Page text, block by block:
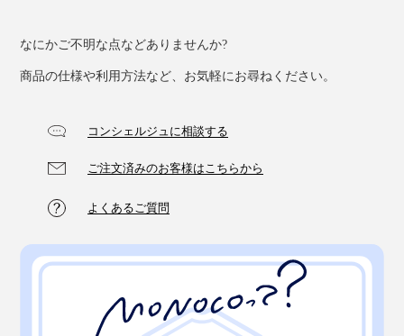
なにかご不明な点などありませんか?
商品の仕様や利用方法など、お気軽にお尋ねください。
コンシェルジュに相談する
ご注文済みのお客様はこちらから
よくあるご質問